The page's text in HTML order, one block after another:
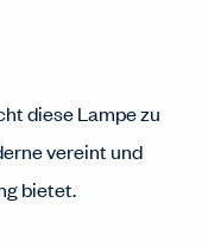
diese Lampe zu
vereint und
bietet.